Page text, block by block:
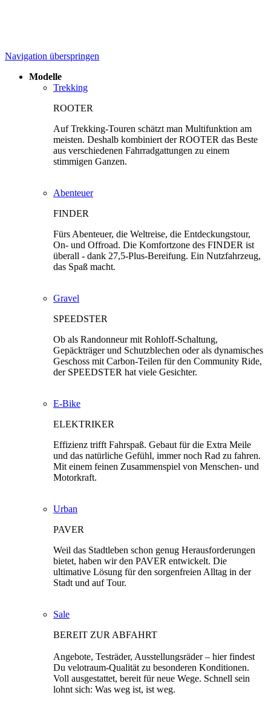
Navigation überspringen
Modelle
Trekking
ROOTER
Auf Trekking-Touren schätzt man Multifunktion am
meisten. Deshalb kombiniert der ROOTER das Beste
aus verschiedenen Fahrradgattungen zu einem
stimmigen Ganzen.
Abenteuer
FINDER
Fürs Abenteuer, die Weltreise, die Entdeckungstour,
On- und Offroad. Die Komfortzone des FINDER ist
überall - dank 27,5-Plus-Bereifung. Ein Nutzfahrzeug,
das Spaß macht.
Gravel
SPEEDSTER
Ob als Randonneur mit Rohloff-Schaltung,
Gepäckträger und Schutzblechen oder als dynamisches
Geschoss mit Carbon-Teilen für den Community Ride,
der SPEEDSTER hat viele Gesichter.
E-Bike
ELEKTRIKER
Effizienz trifft Fahrspaß. Gebaut für die Extra Meile
und das natürliche Gefühl, immer noch Rad zu fahren.
Mit einem feinen Zusammenspiel von Menschen- und
Motorkraft.
Urban
PAVER
Weil das Stadtleben schon genug Herausforderungen
bietet, haben wir den PAVER entwickelt. Die
ultimative Lösung für den sorgenfreien Alltag in der
Stadt und auf Tour.
Sale
BEREIT ZUR ABFAHRT
Angebote, Testräder, Ausstellungsräder – hier findest
Du velotraum-Qualität zu besonderen Konditionen.
Voll ausgestattet, bereit für neue Wege. Schnell sein
lohnt sich: Was weg ist, ist weg.